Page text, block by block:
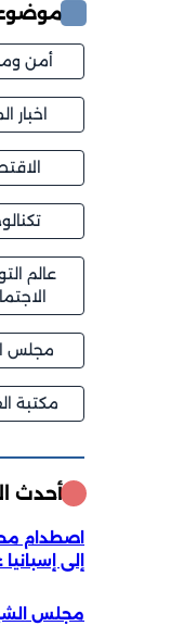
أمن
اخبار
عالم
مجلس
مكتبة
أحدث
اصطدام
إلى
مجلس